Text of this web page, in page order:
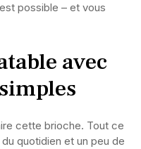
possible – et vous
avec
cette brioche. Tout ce
quotidien et un peu de